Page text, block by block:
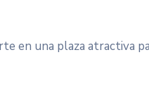
en una plaza atractiva